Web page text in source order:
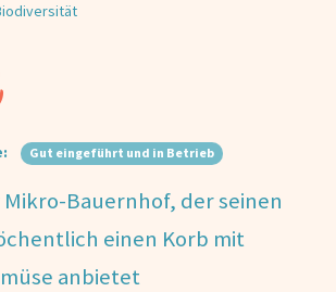
Gut eingeführt und in Betrieb
Bauernhof, der seinen
einen Korb mit
anbietet